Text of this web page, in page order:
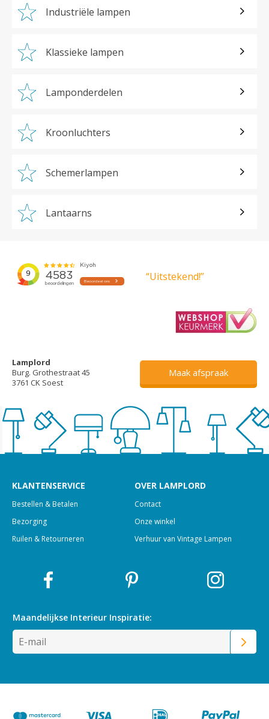
Industriële lampen
Klassieke lampen
Lamponderdelen
Kroonluchters
Schemerlampen
Lantaarns
“Uitstekend!”
Lamplord
Burg. Grothestraat 45
3761 CK Soest
Maak afspraak
KLANTENSERVICE
Bestellen & Betalen
Bezorging
Ruilen & Retourneren
OVER LAMPLORD
Contact
Onze winkel
Verhuur van Vintage Lampen
Maandelijkse Interieur Inspiratie: